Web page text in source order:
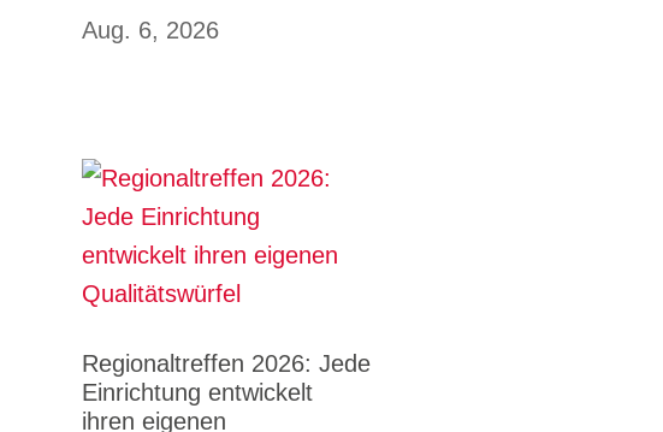
Aug. 6, 2026
Regionaltreffen 2026: Jede
Einrichtung entwickelt
ihren eigenen